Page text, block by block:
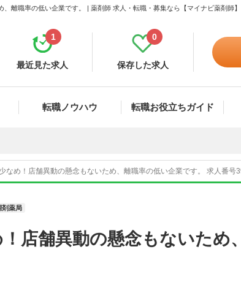
離職率の低い企業です。 | 薬剤師 求人・転職・募集なら【マイナビ薬剤師】
最近見た求人
1
保存した求人
0
転職ノウハウ 転職お役立ちガイド
なめ！店舗異動の懸念もないため、離職率の低い企業です。 求人番号
剤薬局
！店舗異動の懸念もないため